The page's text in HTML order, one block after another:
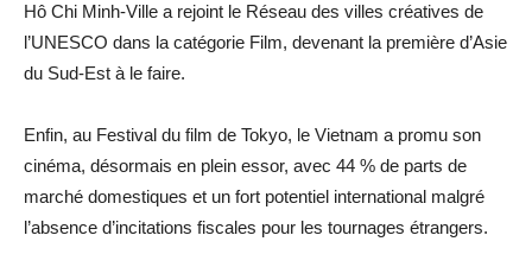
Hô Chi Minh-Ville a rejoint le Réseau des villes créatives de
l’UNESCO dans la catégorie Film, devenant la première d’Asie
du Sud-Est à le faire.
Enfin, au Festival du film de Tokyo, le Vietnam a promu son
cinéma, désormais en plein essor, avec 44 % de parts de
marché domestiques et un fort potentiel international malgré
l’absence d’incitations fiscales pour les tournages étrangers.